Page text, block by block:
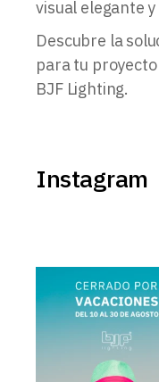
visual elegante
Descubre la
para tu
BJF Lighting.
Instagram
BJF Lighting
𝗰𝗲𝗿𝗿𝗮𝗱𝗼 𝗽𝗼𝗿...
2